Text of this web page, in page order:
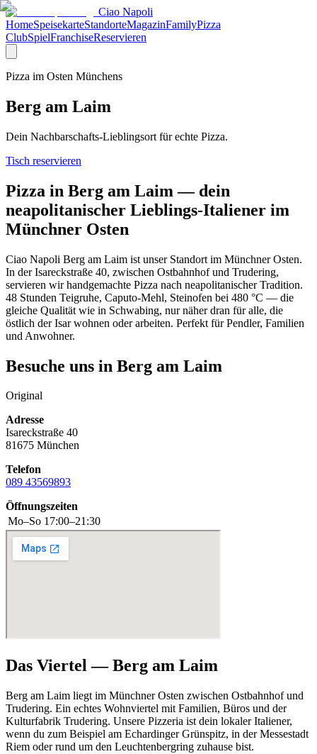
Ciao Napoli
HomeSpeisekarteStandorteMagazinFamilyPizza
ClubSpielFranchiseReservieren
Pizza im Osten Münchens
Berg am Laim
Dein Nachbarschafts-Lieblingsort für echte Pizza.
Tisch reservieren
Pizza in Berg am Laim — dein
neapolitanischer Lieblings-Italiener im
Münchner Osten
Ciao Napoli Berg am Laim ist unser Standort im Münchner Osten.
In der Isareckstraße 40, zwischen Ostbahnhof und Trudering,
servieren wir handgemachte Pizza nach neapolitanischer Tradition.
48 Stunden Teigruhe, Caputo-Mehl, Steinofen bei 480 °C — die
gleiche Qualität wie in Schwabing, nur näher dran für alle, die
östlich der Isar wohnen oder arbeiten. Perfekt für Pendler, Familien
und Anwohner.
Besuche uns in Berg am Laim
Original
Adresse
Isareckstraße 40
81675 München
Telefon
089 43569893
Öffnungszeiten
Mo–So 17:00–21:30
Das Viertel —Berg am Laim
Berg am Laim liegt im Münchner Osten zwischen Ostbahnhof und
Trudering. Ein echtes Wohnviertel mit Familien, Büros und der
Kulturfabrik Trudering. Unsere Pizzeria ist dein lokaler Italiener,
wenn du zum Beispiel am Echardinger Grünspitz, in der Messestadt
Riem oder rund um den Leuchtenbergring zuhause bist.